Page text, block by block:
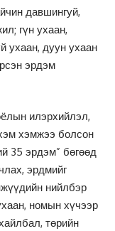
давшингуй,
гүн ухаан,
ухаан, дуун ухаан
эрдэм
илэрхийлэл,
хэмжээ болсон
35 эрдэм” бөгөөд
эрдмийг
нийлбэр
номын хүчээр
төрийн